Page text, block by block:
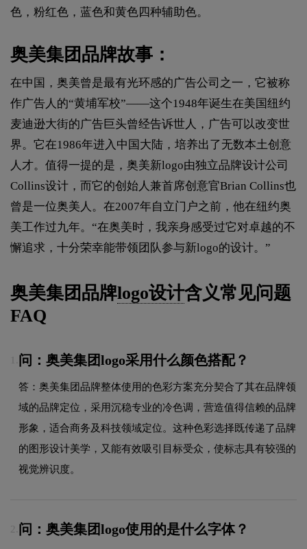
色，粉红色，蓝色和黄色四种辅助色。
奥美集团品牌故事：
在中国，奥美曾是最有光环感的广告公司之一，它被称
作广告人的“黄埔军校”——这个1948年诞生在美国纽约
麦迪逊大街的广告巨头曾经告诉世人，广告可以改变世
界。它在1986年进入中国大陆，培养出了无数本土创意
人才。值得一提的是，奥美新logo由独立品牌设计公司
Collins设计，而它的创始人兼首席创意官Brian Collins也
曾是一位奥美人。在2007年自立门户之前，他在纽约奥
美工作过九年。“在奥美时，我亲身感受过它对卓越的不
懈追求，十分荣幸能带领团队参与新logo的设计。”
奥美集团品牌logo设计含义常见问题
FAQ
问：奥美集团logo采用什么颜色搭配？
答：奥美集团品牌整体使用的色彩方案充分契合了其在品牌领
域的品牌定位，采用沉稳专业的冷色调，营造值得信赖的品牌
形象，适合商务及科技领域定位。这种色彩选择既传递了品牌
的图形设计美学，又能有效吸引目标受众，使标志具有较强的
视觉辨识度。
2. 问：奥美集团logo使用的是什么字体？